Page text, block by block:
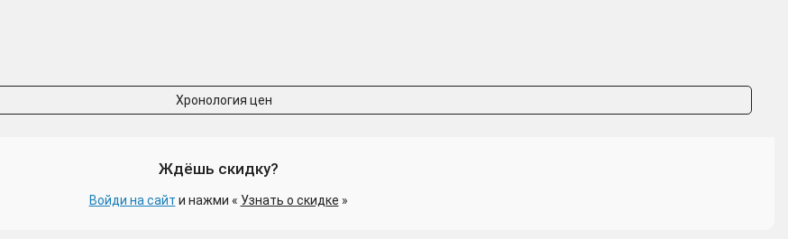
Хронология цен
Ждёшь скидку?
Войди на сайт и нажми « Узнать о скидке »